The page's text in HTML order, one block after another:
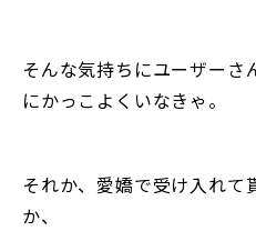
そんな気持ちにユーザーさ
にかっこよくいなきゃ。
それか、愛嬌で受け入れて
か、